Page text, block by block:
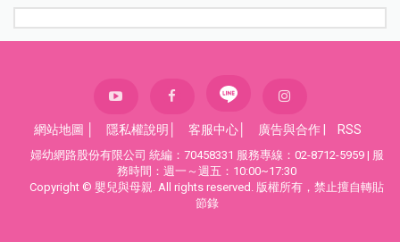
網站地圖 隱私權說明 客服中心 廣告與合作 RSS
婦幼網路股份有限公司 統編：70458331 服務專線：02-8712-5959 | 服
務時間：週一～週五：10:00~17:30
Copyright © 嬰兒與母親. All rights reserved. 版權所有，禁止擅自轉貼
節錄